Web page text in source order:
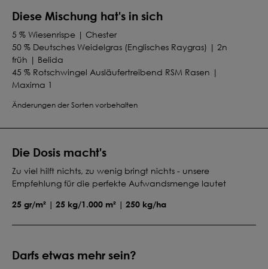
Diese Mischung hat's in sich
5 % Wiesenrispe | Chester
50 % Deutsches Weidelgras (Englisches Raygras) | 2n
früh | Belida
45 % Rotschwingel Ausläufertreibend RSM Rasen |
Maxima 1
Änderungen der Sorten vorbehalten
Die Dosis macht's
Zu viel hilft nichts, zu wenig bringt nichts - unsere
Empfehlung für die perfekte Aufwandsmenge lautet
25 gr/m² | 25 kg/1.000 m² | 250 kg/ha
Darfs etwas mehr sein?